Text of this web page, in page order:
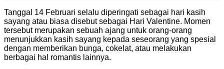
Tanggal 14 Februari selalu diperingati sebagai hari kasih
sayang atau biasa disebut sebagai Hari Valentine. Momen
tersebut merupakan sebuah ajang untuk orang-orang
menunjukkan kasih sayang kepada seseorang yang spesial
dengan memberikan bunga, cokelat, atau melakukan
berbagai hal romantis lainnya.